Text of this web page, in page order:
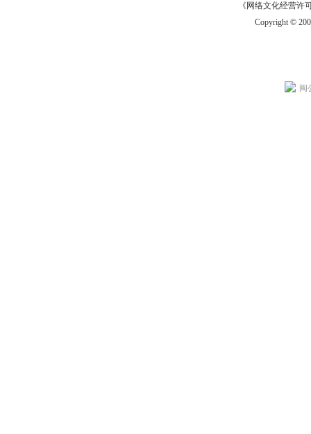
《网络文化经营许
Copyright ©
闽